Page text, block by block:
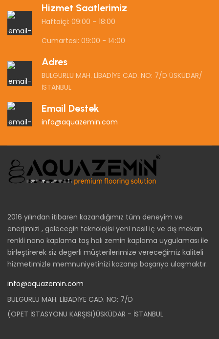
Hizmet Saatlerimiz
Haftaiçi: 09:00 – 18:00
Cumartesi: 09:00 - 14:00
Adres
BULGURLU MAH. LİBADİYE CAD. NO: 7/D ÜSKÜDAR/
İSTANBUL
Email Destek
info@aquazemin.com
2016 yılından itibaren kazandığımız tüm deneyim ve
enerjimizi , gelecegin teknolojisi yeni nesil iç ve dış mekan
renkli nano kaplama taş halı zemin kaplama uygulaması ile
birleştirerek siz degerli müşterilerimize vereceğimiz kaliteli
hizmetimizle memnuniyetinizi kazanıp başarıya ulaşmaktır.
info@aquazemin.com
BULGURLU MAH. LİBADİYE CAD. NO: 7/D
(OPET İSTASYONU KARŞISI)ÜSKÜDAR - İSTANBUL